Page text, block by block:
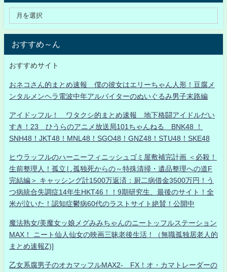
おすすめ～ん
おすすめサイト
おネコさん的まとめ速報 僕の彼女はエリーちゃん人形！豆腐メ
ンタルメンヘラ電波中年アルバイターのぬいぐるみ男子末路編
アイドッフル！ ワタクシ的まとめ速報 地下格闘アイドルだい
すき！23 ひうらのアニメ放送局101ちゃんねる BNK48 ！
SNH48！JKT48！MNL48！SGO48！GNZ48！STU48！SKE48
ヒウラッフルのハーニーフィニッシュゴミ屋敷補完計画 ＜必殺！
生前整理人！孤立し孤独死からの～特殊清掃・遺品整理への道F
完結編＞ キャッシング計1500万返済：厨二病借金3500万円！う
つ病統合失調症14年生HKT46！！9期研究生、最後のサイト！全
米が泣いた！認知症鬱病60代のラストサイト絶賛！公開中
魔法熟女/美魔女ッ娘メグみみちゃんのニートッフルステーション
MAX！ ニート仙人仙女の映画三昧老後生活！（無職孤独居老人的
まとめ速報Z)]
乙女系腐男子のオカマッフルMAX2- FX！オ・カマトレーダーの